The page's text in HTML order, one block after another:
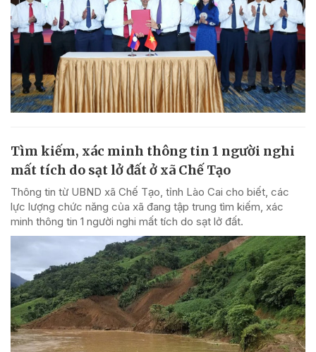
Tìm kiếm, xác minh thông tin 1 người nghi
mất tích do sạt lở đất ở xã Chế Tạo
Thông tin từ UBND xã Chế Tạo, tỉnh Lào Cai cho biết, các
lực lượng chức năng của xã đang tập trung tìm kiếm, xác
minh thông tin 1 người nghi mất tích do sạt lở đất.